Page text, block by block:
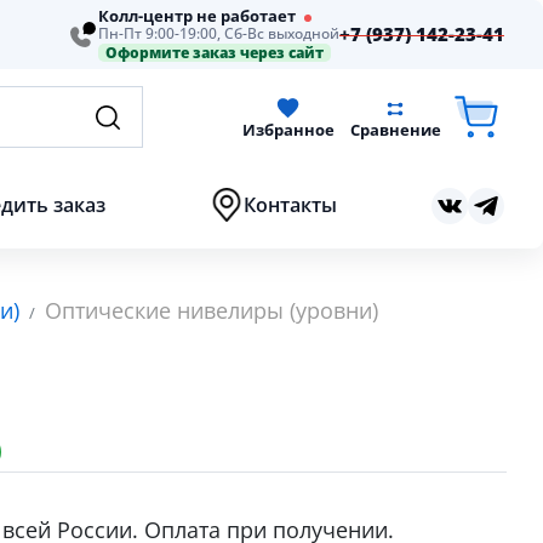
Колл-центр не работает
Пн-Пт 9:00-19:00, Сб-Вс выходной
Оформите заказ через сайт
+7 (937) 142-23-41
Избранное Сравнение
заказ Контакты
Оптические нивелиры (уровни)
России. Оплата при получении.